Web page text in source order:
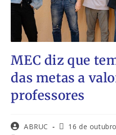
MEC diz que
das metas a
professores
ABRUC
16 de